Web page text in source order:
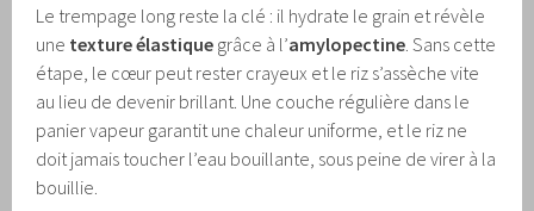
Le trempage long reste la clé : il hydrate le grain et révèle
une texture élastique grâce à l’amylopectine . Sans cette
étape, le cœur peut rester crayeux et le riz s’assèche vite
au lieu de devenir brillant. Une couche régulière dans le
panier vapeur garantit une chaleur uniforme, et le riz ne
doit jamais toucher l’eau bouillante, sous peine de virer à la
bouillie.